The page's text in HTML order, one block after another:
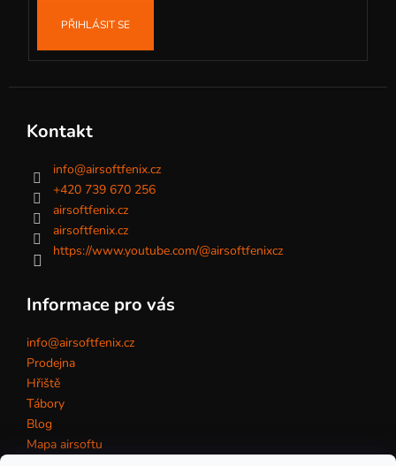
PŘIHLÁSIT SE
Kontakt
info@airsoftfenix.cz
+420 739 670 256
airsoftfenix.cz
airsoftfenix.cz
https://www.youtube.com/@airsoftfenixcz
Informace pro vás
info@airsoftfenix.cz
Prodejna
Hřiště
Tábory
Blog
Mapa airsoftu